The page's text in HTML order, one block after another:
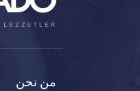
من نحن